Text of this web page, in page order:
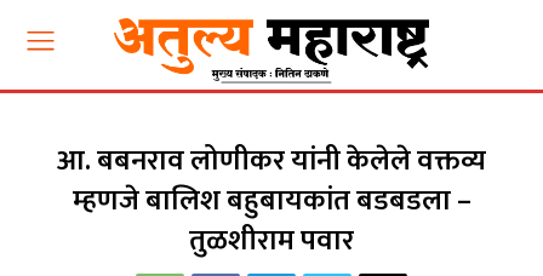
आ. बबनराव लोणीकर यांनी केलेले वक्तव्य
म्हणजे बालिश बहुबायकांत बडबडला –
तुळशीराम पवार